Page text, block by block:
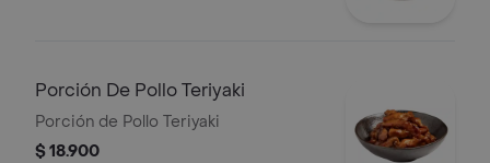
Porción De Pollo Teriyaki
Porción de Pollo Teriyaki
$ 18.900